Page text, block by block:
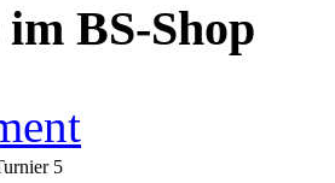
BS-Shop
5